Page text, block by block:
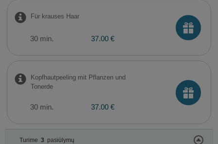
Für krauses Haar
30 min. 37.00 €
Kopfhautpeeling mit Pflanzen und
Tonerde
30 min. 37.00 €
Turime 3 pasiūlymų